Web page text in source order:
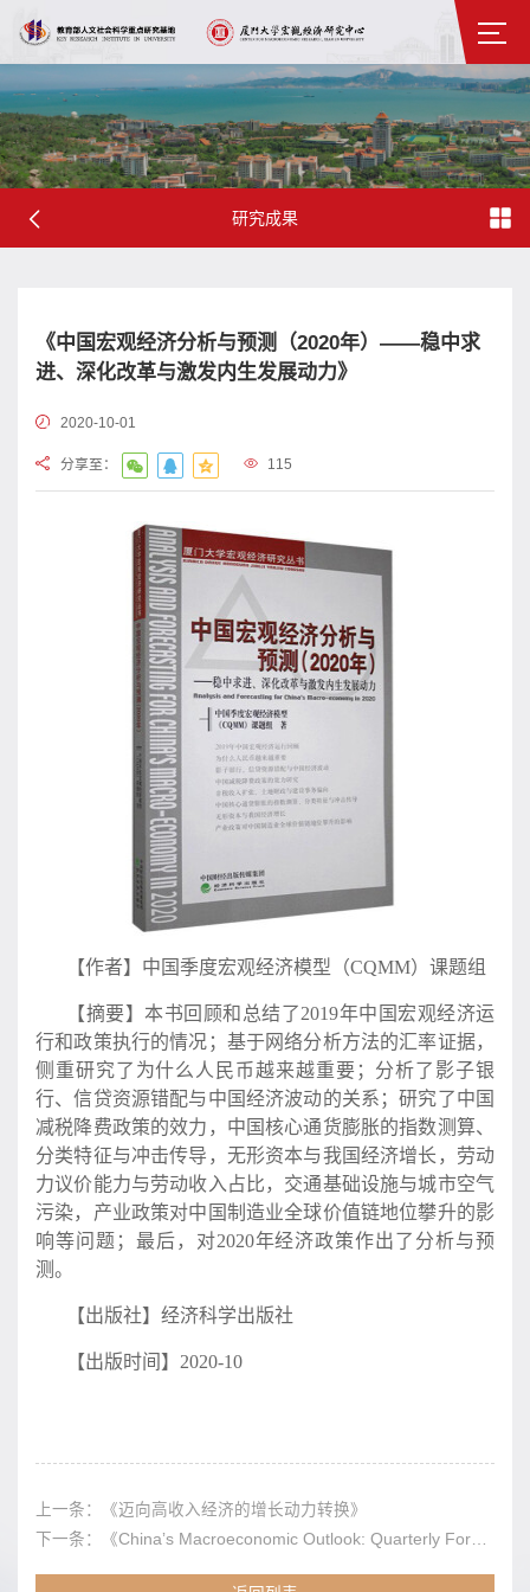
研究成果
《中国宏观经济分析与预测（2020年）——稳中求
进、深化改革与激发内生发展动力》
2020-10-01
分享至： 115
【作者】 中国季度宏观经济模型 （CQMM） 课题组
【摘要】本书回顾和总结了2019年中国宏观经济运
行和政策执行的情况；基于网络分析方法的汇率证据，
侧重研究了为什么人民币越来越重要；分析了影子银
行、信贷资源错配与中国经济波动的关系；研究了中国
减税降费政策的效力，中国核心通货膨胀的指数测算、
分类特征与冲击传导，无形资本与我国经济增长，劳动
力议价能力与劳动收入占比，交通基础设施与城市空气
污染，产业政策对中国制造业全球价值链地位攀升的影
响等问题；最后，对2020年经济政策作出了分析与预
测。
【出版社】经济科学出版社
【出版时间】 2020-10
上一条：
《迈向高收入经济的增长动力转换》
下一条：
《Chinaʼs Macroeconomic Outlook: Quarterly Forecast and Analysis Report, October 2019》